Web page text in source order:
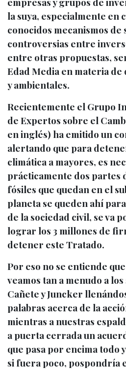
la suya, especialmente en
conocidos mecanismos de
controversias entre
entre otras propuestas,
Edad Media en materia
y ambientales.
Recientemente el Grupo
de Expertos sobre el
en inglés) ha emitido un
alertando que para
climática a mayores, es
prácticamente dos partes
fósiles que quedan en el
planeta se queden ahí
de la sociedad civil, se va
lograr los 3 millones de
detener este Tratado.
Por eso no se entiende
veamos tan a menudo a
Cañete y Juncker
palabras acerca de la
mientras a nuestras
a puerta cerrada un
que pasa por encima todo
si fuera poco, pospondría